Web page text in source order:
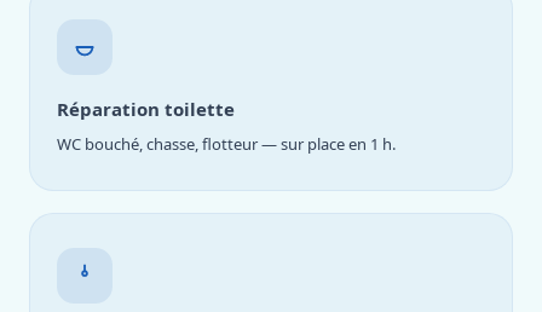
Réparation toilette
WC bouché, chasse, flotteur — sur place en 1 h.